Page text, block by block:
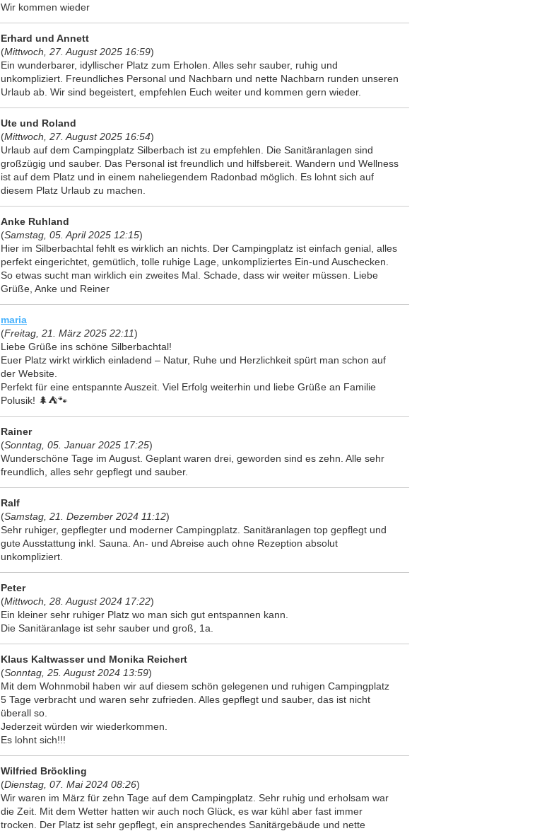
Wir kommen wieder
Erhard und Annett
(Mittwoch, 27. August 2025 16:59)
Ein wunderbarer, idyllischer Platz zum Erholen. Alles sehr sauber, ruhig und
unkompliziert. Freundliches Personal und Nachbarn und nette Nachbarn runden unseren
Urlaub ab. Wir sind begeistert, empfehlen Euch weiter und kommen gern wieder.
Ute und Roland
(Mittwoch, 27. August 2025 16:54)
Urlaub auf dem Campingplatz Silberbach ist zu empfehlen. Die Sanitäranlagen sind
großzügig und sauber. Das Personal ist freundlich und hilfsbereit. Wandern und Wellness
ist auf dem Platz und in einem naheliegendem Radonbad möglich. Es lohnt sich auf
diesem Platz Urlaub zu machen.
Anke Ruhland
(Samstag, 05. April 2025 12:15)
Hier im Silberbachtal fehlt es wirklich an nichts. Der Campingplatz ist einfach genial, alles
perfekt eingerichtet, gemütlich, tolle ruhige Lage, unkompliziertes Ein-und Auschecken.
So etwas sucht man wirklich ein zweites Mal. Schade, dass wir weiter müssen. Liebe
Grüße, Anke und Reiner
maria
(Freitag, 21. März 2025 22:11)
Liebe Grüße ins schöne Silberbachtal!
Euer Platz wirkt wirklich einladend – Natur, Ruhe und Herzlichkeit spürt man schon auf
der Website.
Perfekt für eine entspannte Auszeit. Viel Erfolg weiterhin und liebe Grüße an Familie
Polusik! 🌲⛺🐾
Rainer
(Sonntag, 05. Januar 2025 17:25)
Wunderschöne Tage im August. Geplant waren drei, geworden sind es zehn. Alle sehr
freundlich, alles sehr gepflegt und sauber.
Ralf
(Samstag, 21. Dezember 2024 11:12)
Sehr ruhiger, gepflegter und moderner Campingplatz. Sanitäranlagen top gepflegt und
gute Ausstattung inkl. Sauna. An- und Abreise auch ohne Rezeption absolut
unkompliziert.
Peter
(Mittwoch, 28. August 2024 17:22)
Ein kleiner sehr ruhiger Platz wo man sich gut entspannen kann.
Die Sanitäranlage ist sehr sauber und groß, 1a.
Klaus Kaltwasser und Monika Reichert
(Sonntag, 25. August 2024 13:59)
Mit dem Wohnmobil haben wir auf diesem schön gelegenen und ruhigen Campingplatz
5 Tage verbracht und waren sehr zufrieden. Alles gepflegt und sauber, das ist nicht
überall so.
Jederzeit würden wir wiederkommen.
Es lohnt sich!!!
Wilfried Bröckling
(Dienstag, 07. Mai 2024 08:26)
Wir waren im März für zehn Tage auf dem Campingplatz. Sehr ruhig und erholsam war
die Zeit. Mit dem Wetter hatten wir auch noch Glück, es war kühl aber fast immer
trocken. Der Platz ist sehr gepflegt, ein ansprechendes Sanitärgebäude und nette